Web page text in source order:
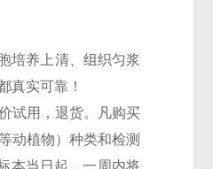
培养上清、组织匀浆
真实可靠！
试用，退货。凡购买
动植物）种类和检测